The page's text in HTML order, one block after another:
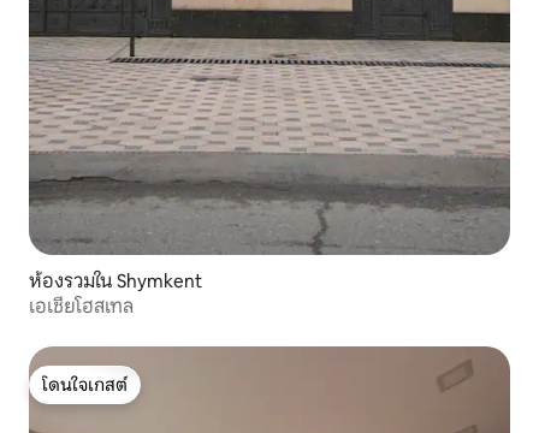
ห้องรวมใน Shymkent
เอเชียโฮสเทล
โดนใจเกสต์
โดนใจเกสต์